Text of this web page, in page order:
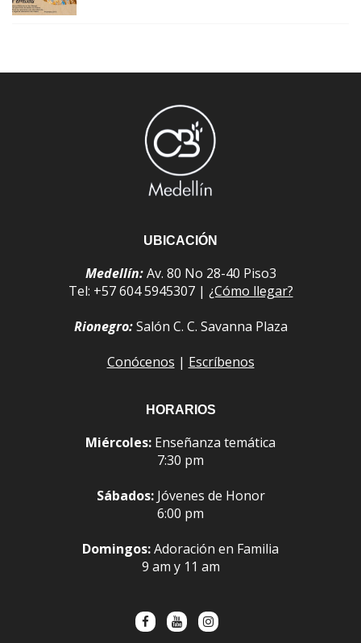
UBICACIÓN
Medellín:Av. 80 No 28-40 Piso3
Tel: +57 604 5945307 | ¿Cómo llegar?
Rionegro:Salón C. C. Savanna Plaza
Conócenos | Escríbenos
HORARIOS
Miércoles: Enseñanza temática
7:30 pm
Sábados:Jóvenes de Honor
6:00 pm
Domingos:Adoración en Familia
9 am y 11 am